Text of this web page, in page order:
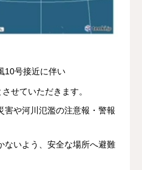
10号接近に伴い
させていただきます。
害や河川氾濫の注意報・警報
ないよう、安全な場所へ避難